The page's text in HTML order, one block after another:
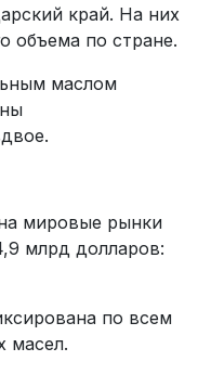
край. На них
объема по стране.
маслом
мировые рынки
млрд долларов:
по всем
масел.